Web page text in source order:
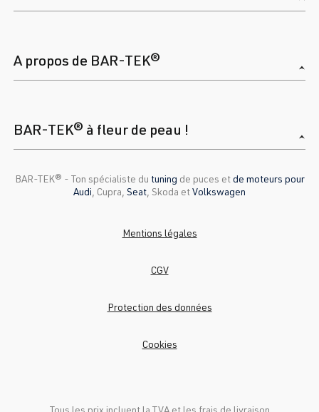
A propos de BAR-TEK®
BAR-TEK® à fleur de peau !
BAR-TEK®️ - Ton spécialiste du tuning de puces etde moteurs pour
Audi , Cupra, Seat , Skoda etVolkswagen
Tous les prix incluent la TVA et les frais de livraison
Mentions légales
CGV
Protection des données
Cookies